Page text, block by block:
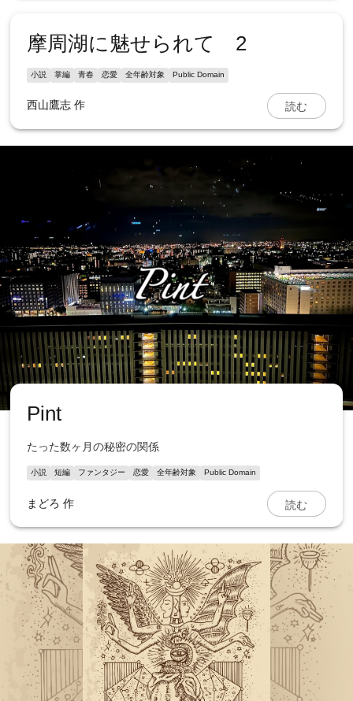
摩周湖に魅せられて 2
小説 掌編 青春 恋愛 全年齢対象 Public Domain
西山鷹志 作 読む
Pint
たった数ヶ月の秘密の関係
小説 短編 ファンタジー 恋愛 全年齢対象 Public Domain
まどろ 作 読む